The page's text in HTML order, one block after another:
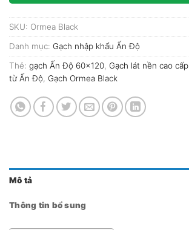
SKU: Ormea Black
Danh mục: Gạch nhập khẩu Ấn Độ
Thẻ: gạch Ấn Độ 60x120 Gạch lát nền cao cấp
từ Ấn Độ Gạch Ormea Black
Mô tả
Thông tin bổ sung